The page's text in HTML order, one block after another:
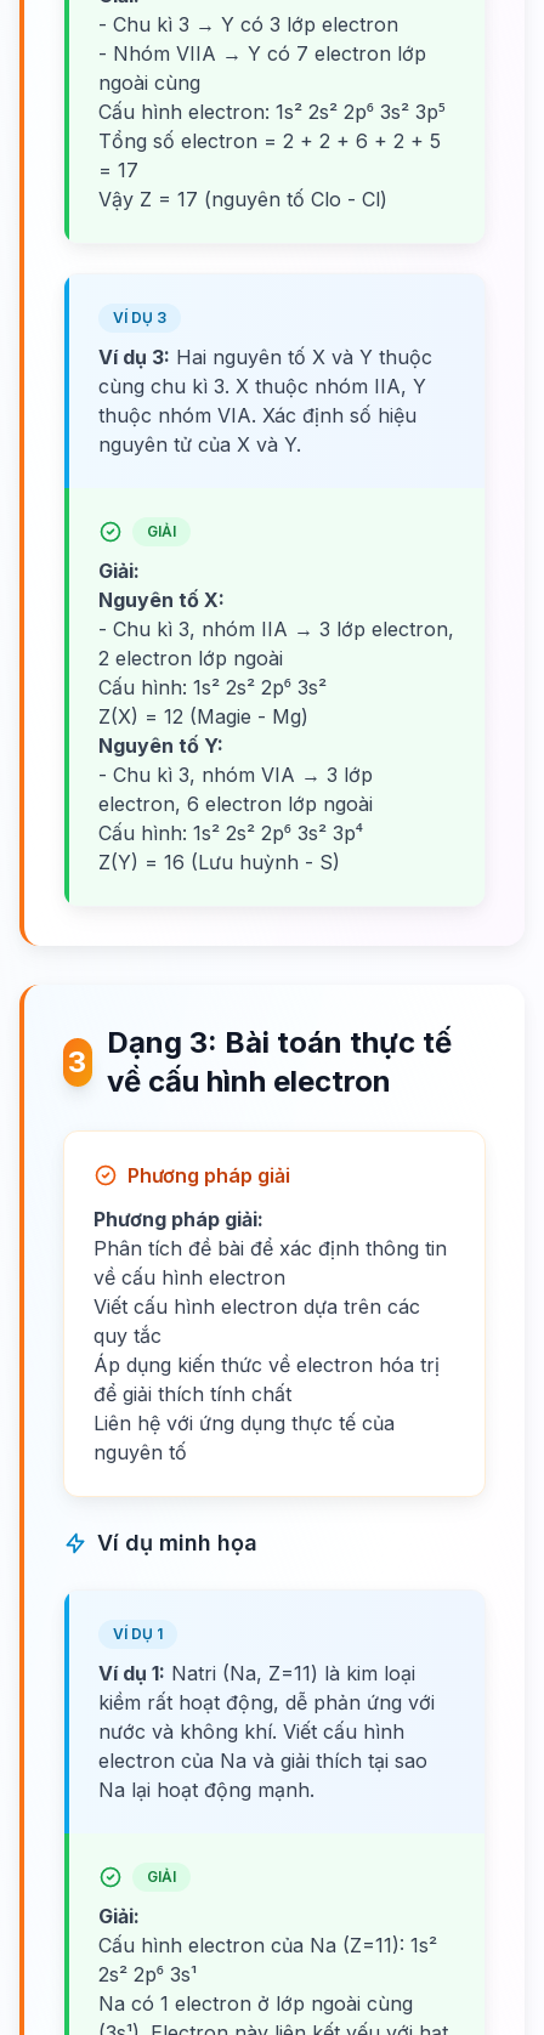
- Chu kì 3 → Y có 3 lớp electron
- Nhóm VIIA → Y có 7 electron lớp
ngoài cùng
Cấu hình electron: 1s² 2s² 2p⁶ 3s² 3p⁵
Tổng số electron = 2 + 2 + 6 + 2 + 5
= 17
Vậy Z = 17 (nguyên tố Clo - Cl)
VÍ DỤ 3
Ví dụ 3: Hai nguyên tố X và Y thuộc
cùng chu kì 3. X thuộc nhóm IIA, Y
thuộc nhóm VIA. Xác định số hiệu
nguyên tử của X và Y.
GIẢI
Giải:
Nguyên tố X:
- Chu kì 3, nhóm IIA → 3 lớp electron,
2 electron lớp ngoài
Cấu hình: 1s² 2s² 2p⁶ 3s²
Z(X) = 12 (Magie - Mg)
Nguyên tố Y:
- Chu kì 3, nhóm VIA → 3 lớp
electron, 6 electron lớp ngoài
Cấu hình: 1s² 2s² 2p⁶ 3s² 3p⁴
Z(Y) = 16 (Lưu huỳnh - S)
3
Dạng 3: Bài toán thực tế
về cấu hình electron
Phương pháp giải
Phương pháp giải:
Phân tích đề bài để xác định thông tin
về cấu hình electron
Viết cấu hình electron dựa trên các
quy tắc
Áp dụng kiến thức về electron hóa trị
để giải thích tính chất
Liên hệ với ứng dụng thực tế của
nguyên tố
Ví dụ minh họa
VÍ DỤ 1
Ví dụ 1: Natri (Na, Z=11) là kim loại
kiềm rất hoạt động, dễ phản ứng với
nước và không khí. Viết cấu hình
electron của Na và giải thích tại sao
Na lại hoạt động mạnh.
GIẢI
Giải:
Cấu hình electron của Na (Z=11): 1s²
2s² 2p⁶ 3s¹
Na có 1 electron ở lớp ngoài cùng